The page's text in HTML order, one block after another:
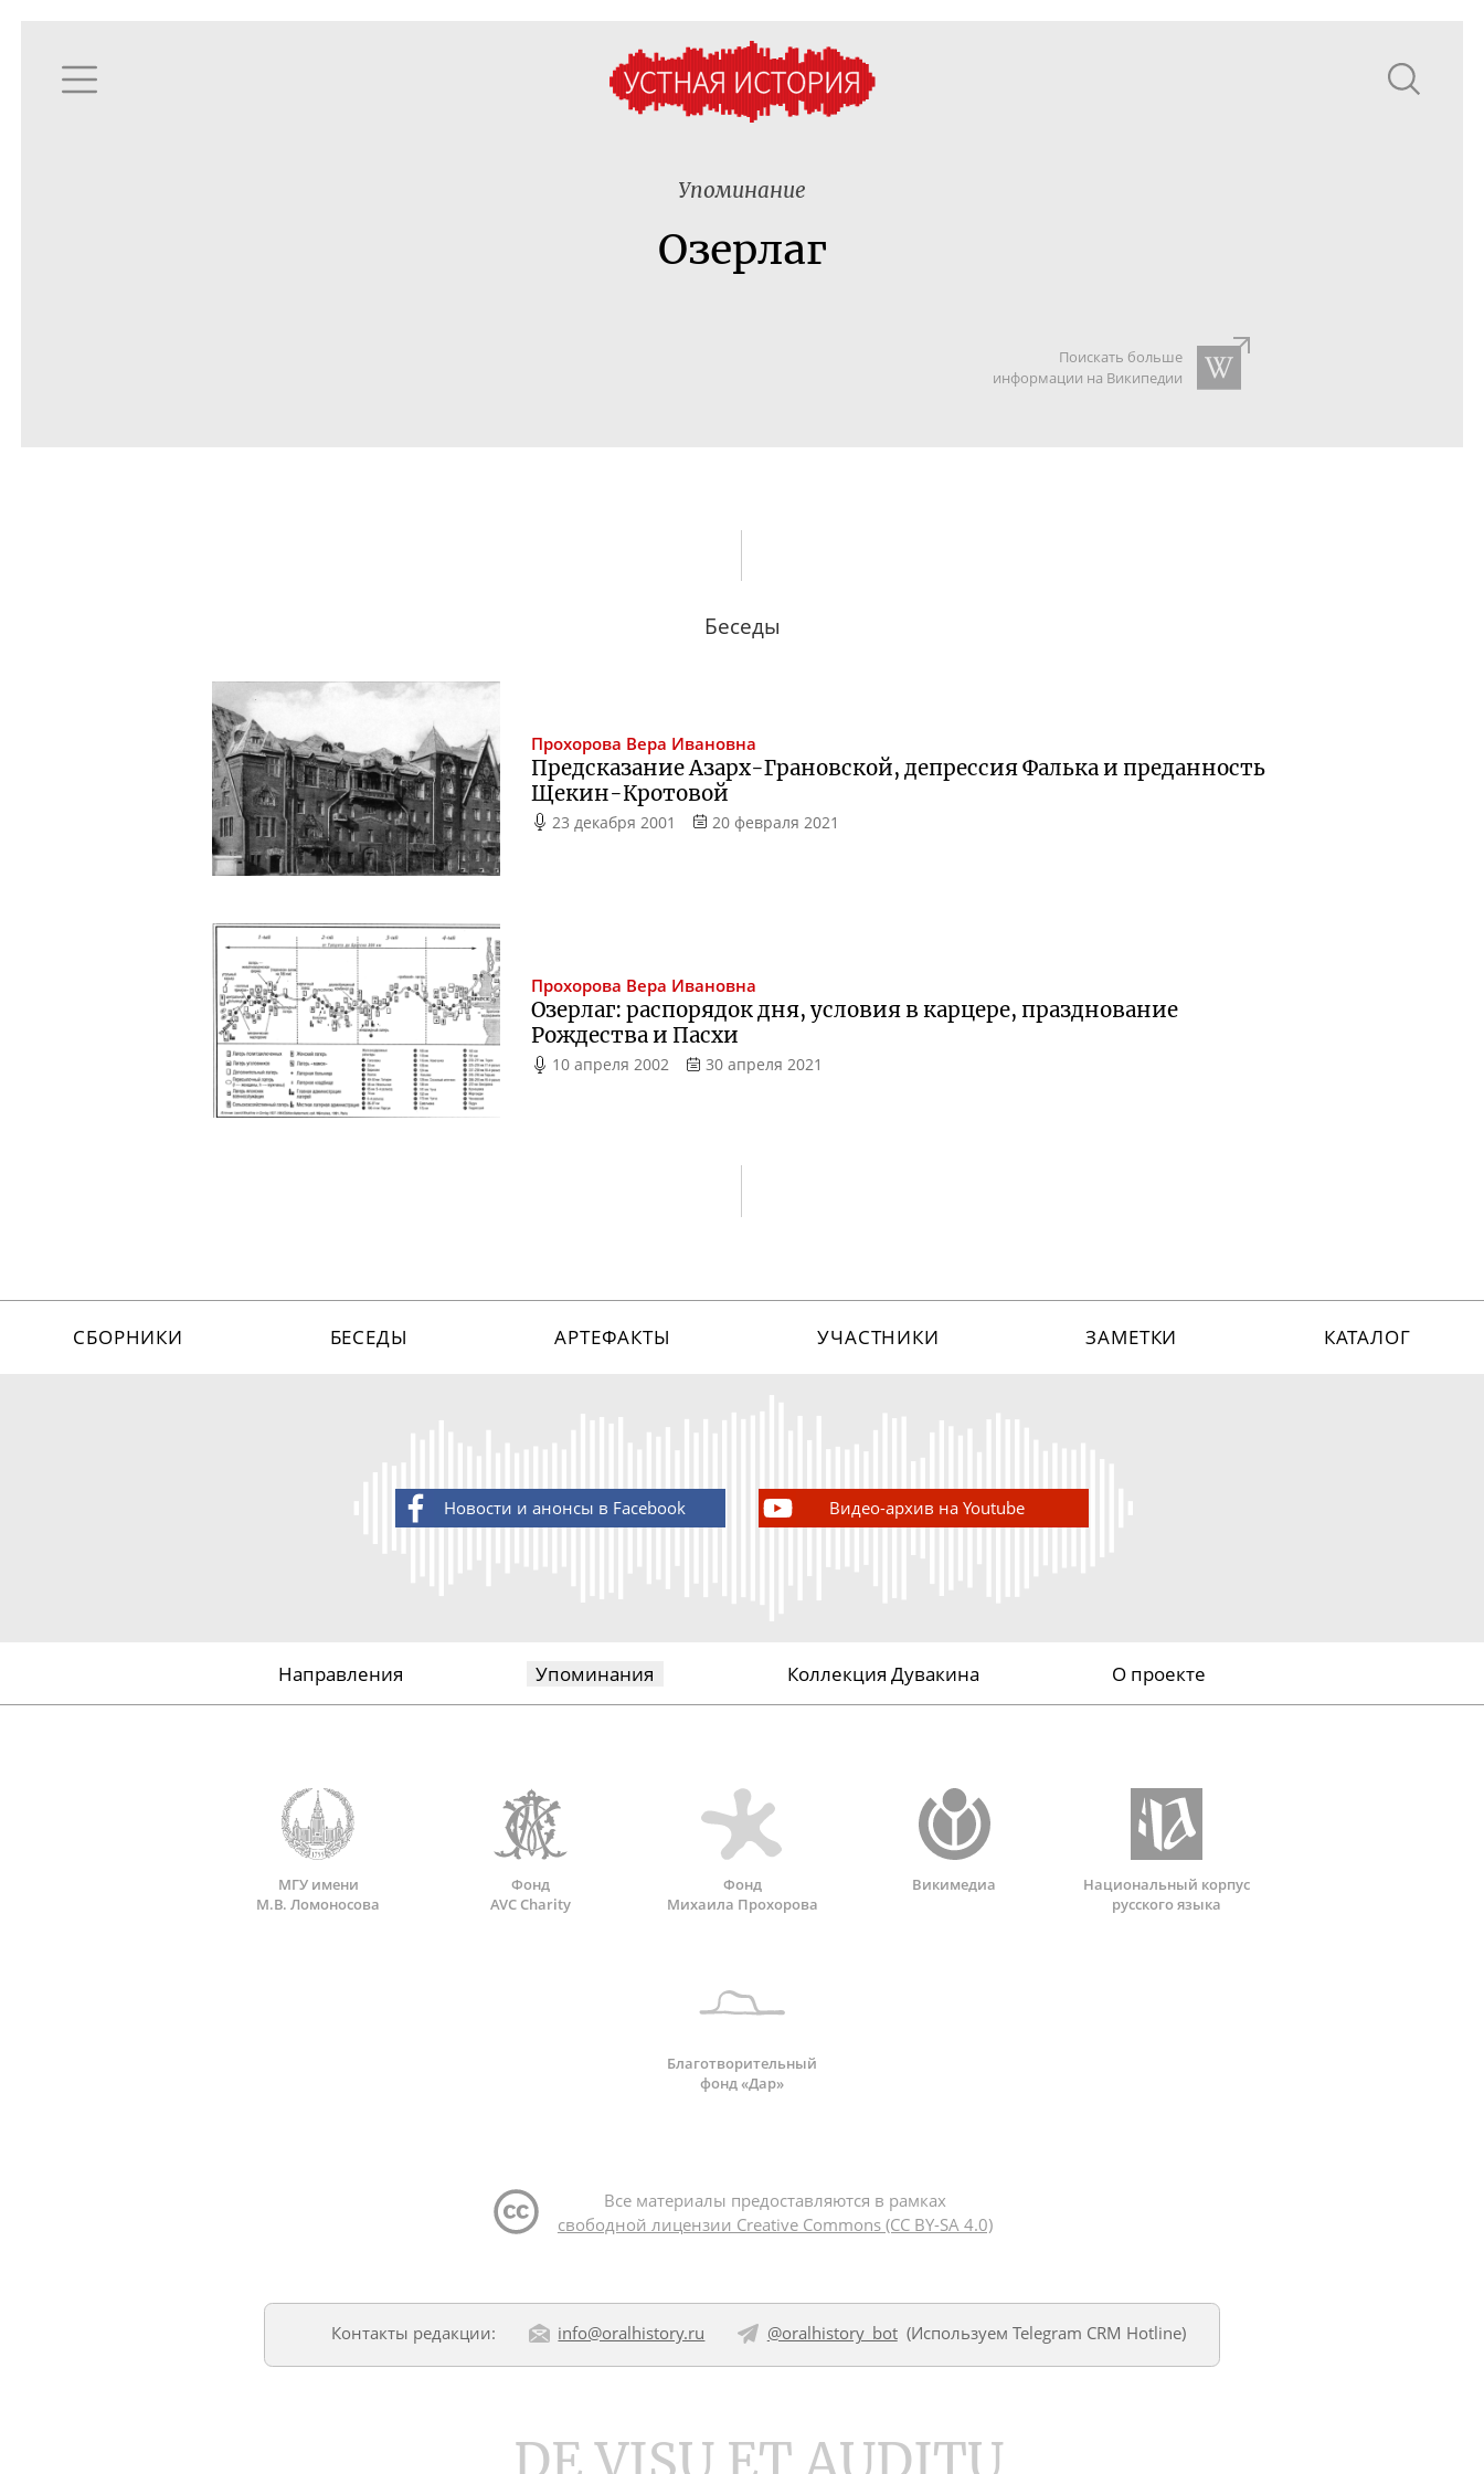
Упоминание
Озерлаг
Поискать больше
информации на Википедии
Беседы
Прохорова Вера Ивановна
ПредсказаниеАзарх-Грановской, депрессия Фалька и преданность
Щекин-Кротовой
23 декабря 2001 20 февраля 2021
Прохорова Вера Ивановна
Озерлаг: распорядок дня, условия в карцере, празднование
Рождества и Пасхи
10 апреля 2002 30 апреля 2021
СБОРНИКИ БЕСЕДЫ АРТЕФАКТЫ УЧАСТНИКИ ЗАМЕТКИ КАТАЛОГ
Новости и анонсы в Facebook Видео-архив на Youtube
Направления Упоминания Коллекция Дувакина О проекте
МГУ имени
М.В. Ломоносова
Фонд
AVC Charity
Фонд
Михаила Прохорова
Викимедиа
Национальный корпус
русского языка
Благотворительный
фонд «Дар»
Все материалы предоставляются в рамках
свободной лицензии Creative Commons (CC BY-SA 4.0)
Контакты редакции: info@oralhistory.ru @oralhistory_bot(Используем Telegram CRM Hotline)